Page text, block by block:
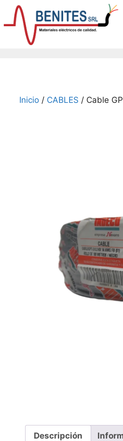
Saltar
contenido
Inicio / CABLES / Cable
Descripción